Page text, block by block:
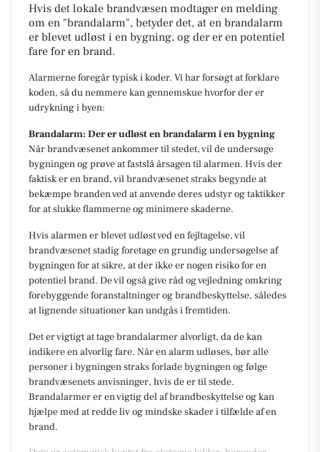
Hvis det lokale brandvæsen modtager en melding
om en "brandalarm", betyder det, at en brandalarm
er blevet udløst i en bygning, og der er en potentiel
fare for en brand.
Alarmerne foregår typisk i koder. Vi har forsøgt at forklare
koden, så du nemmere kan gennemskue hvorfor der er
udrykning i byen:
Brandalarm: Der er udløst en brandalarm i en bygning
Når brandvæsenet ankommer til stedet, vil de undersøge
bygningen og prøve at fastslå årsagen til alarmen. Hvis der
faktisk er en brand, vil brandvæsenet straks begynde at
bekæmpe branden ved at anvende deres udstyr og taktikker
for at slukke flammerne og minimere skaderne.
Hvis alarmen er blevet udløst ved en fejltagelse, vil
brandvæsenet stadig foretage en grundig undersøgelse af
bygningen for at sikre, at der ikke er nogen risiko for en
potentiel brand. De vil også give råd og vejledning omkring
forebyggende foranstaltninger og brandbeskyttelse, således
at lignende situationer kan undgås i fremtiden.
Det er vigtigt at tage brandalarmer alvorligt, da de kan
indikere en alvorlig fare. Når en alarm udløses, bør alle
personer i bygningen straks forlade bygningen og følge
brandvæsenets anvisninger, hvis de er til stede.
Brandalarmer er en vigtig del af brandbeskyttelse og kan
hjælpe med at redde liv og mindske skader i tilfælde af en
brand.